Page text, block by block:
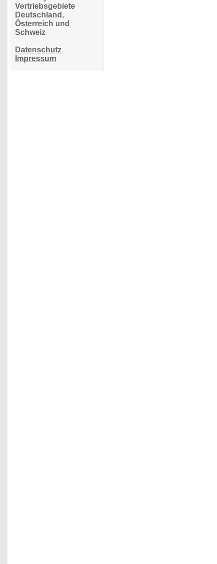
Vertriebsgebiete
Deutschland,
Österreich und
Schweiz
Datenschutz
Impressum